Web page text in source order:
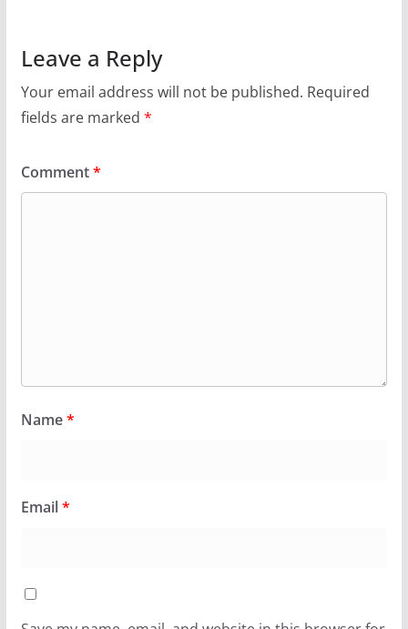
Leave a Reply
Your email address will not be published. Required
fields are marked *
Comment*
Name*
Email*